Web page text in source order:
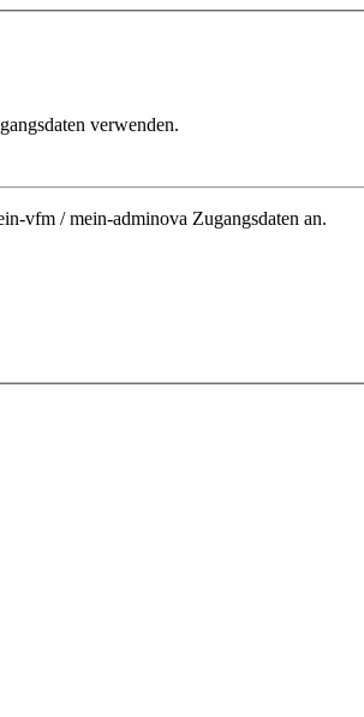
verwenden.
vfm / mein-adminova Zugangsdaten an.